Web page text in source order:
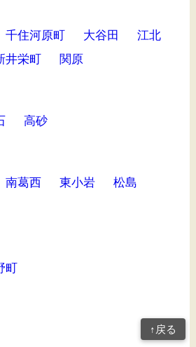
千住河原町 大谷田
江北
井栄町 関原
高砂
南葛西 東小岩
松島
町
↑戻る